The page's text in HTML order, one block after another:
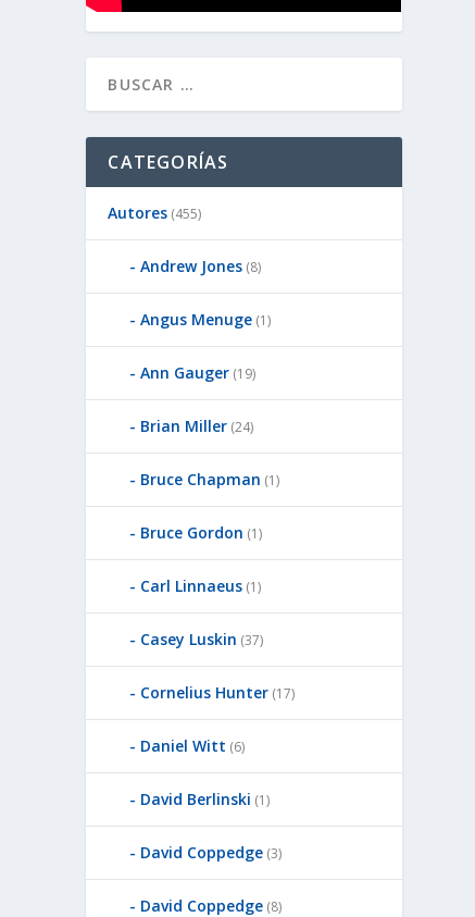
CATEGORÍAS
Autores (455)
Andrew Jones (8)
Angus Menuge (1)
Ann Gauger (19)
Brian Miller (24)
Bruce Chapman (1)
Bruce Gordon (1)
Carl Linnaeus (1)
Casey Luskin (37)
Cornelius Hunter (17)
Daniel Witt (6)
David Berlinski (1)
David Coppedge (3)
David Coppedge (8)